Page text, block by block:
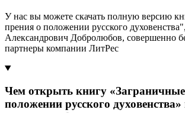
У нас вы можете скачать полную версию
прения о положении русского
Александрович Добролюбов, совершенно
партнеры компании ЛитРес
Чем открыть книгу
положении русского духовенства»